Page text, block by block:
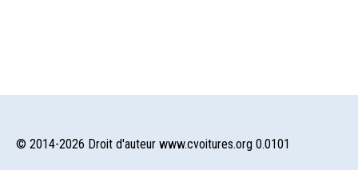
© 2014-2026 Droit d'auteur www.cvoitures.org 0.0101